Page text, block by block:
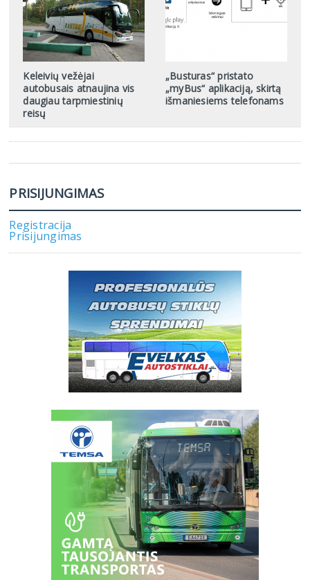
Keleivių vežėjai
autobusais atnaujina vis
daugiau tarpmiestinių
reisų
„Busturas“ pristato
„myBus“ aplikaciją, skirtą
išmaniesiems telefonams
PRISIJUNGIMAS
Registracija
Prisijungimas